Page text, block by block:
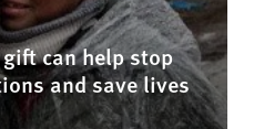
can help stop
and save lives